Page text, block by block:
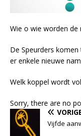
Wie o wie worden de
De Speurders
er enkele nieuwe
Welk koppel wordt
Sorry, there are no
Vijfde